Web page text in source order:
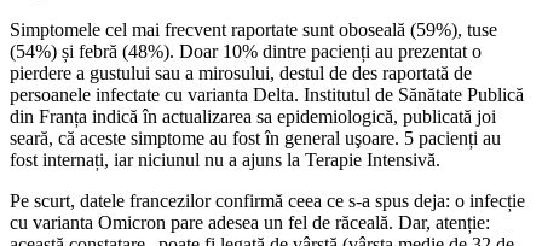
Simptomele cel mai frecvent raportate sunt oboseală (59%), tuse
(54%) și febră (48%). Doar 10% dintre pacienți au prezentat o
pierdere a gustului sau a mirosului, destul de des raportată de
persoanele infectate cu varianta Delta. Institutul de Sănătate Publică
din Franța indică în actualizarea sa epidemiologică, publicată joi
seară, că aceste simptome au fost în general uşoare. 5 pacienți au
fost internați, iar niciunul nu a ajuns la Terapie Intensivă.
Pe scurt, datele francezilor confirmă ceea ce s-a spus deja: o infecție
cu varianta Omicron pare adesea un fel de răceală. Dar, atenție: